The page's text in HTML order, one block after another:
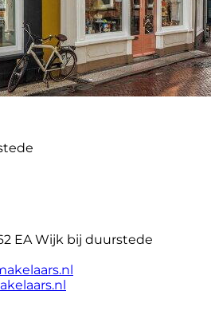
EA Wijk bij duurstede